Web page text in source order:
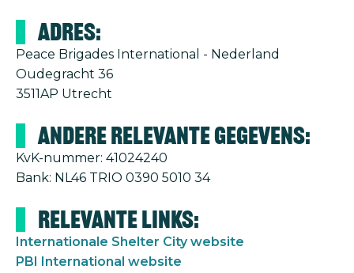
Adres:
Peace Brigades International - Nederland
Oudegracht 36
3511AP Utrecht
Andere relevante gegevens:
KvK-nummer: 41024240
Bank: NL46 TRIO 0390 5010 34
Relevante links:
Internationale Shelter City website
PBI International website